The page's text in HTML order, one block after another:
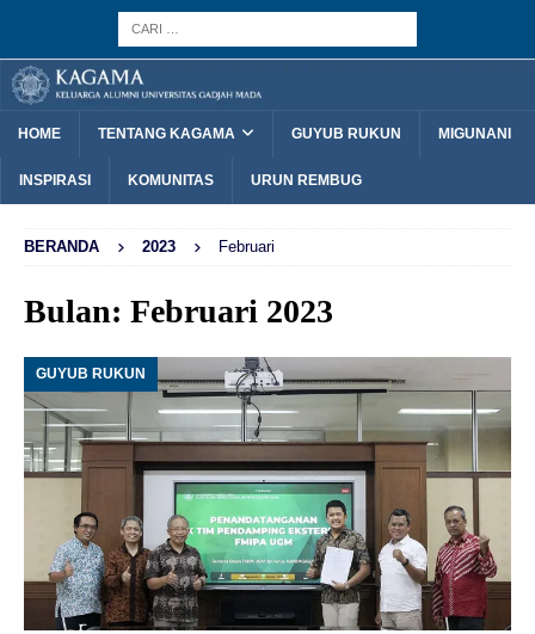
HOME TENTANG KAGAMA GUYUB RUKUN MIGUNANI
INSPIRASI KOMUNITAS URUN REMBUG
BERANDA 2023 Februari
Bulan: Februari 2023
GUYUB RUKUN